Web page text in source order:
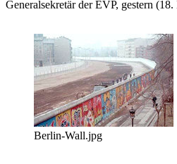
Generalsekretär der EVP, gestern
Berlin-Wall.jpg